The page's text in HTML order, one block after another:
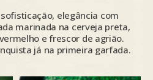
elegância com
marinada na cerveja preta,
e frescor de agrião.
já na primeira garfada.